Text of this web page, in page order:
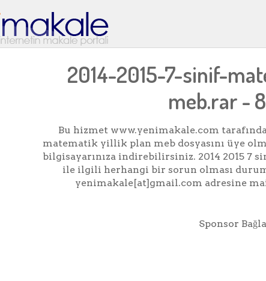
2014-2015-7-sinif-
meb.rar -
Bu hizmet www.yenimakale.com
matematik yillik plan meb dosyasını üye
bilgisayarınıza indirebilirsiniz. 2014 2015 7
ile ilgili herhangi bir sorun olması
yenimakale[at]gmail.com adresine
Sponsor